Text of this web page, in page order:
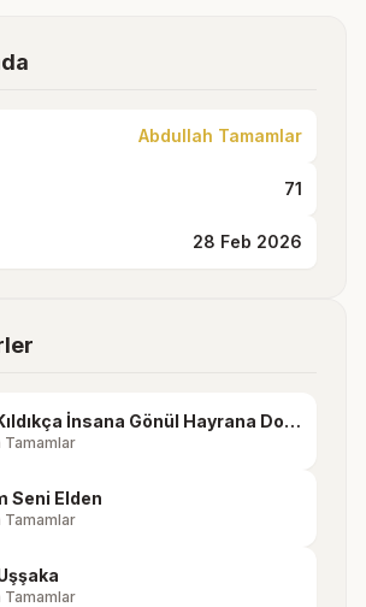
Abdullah Tamamlar
71
28 Feb 2026
Nazar Kıldıkça İnsana Gönül Hayrana Dolanır
Tamamlar
Seni Elden
Tamamlar
Tamamlar